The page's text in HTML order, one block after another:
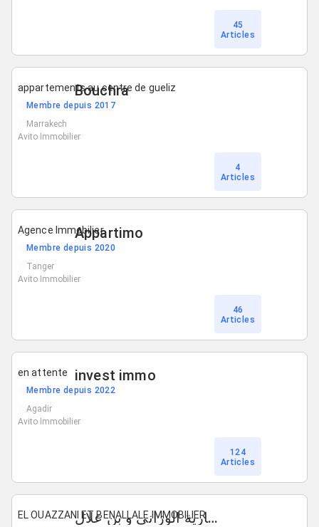
45
Articles
Bouchra
appartements au centre de gueliz
Membre depuis 2017
Marrakech
Avito Immobilier
4
Articles
Appartimo
Agence Immobilier
Membre depuis 2020
Tanger
Avito Immobilier
46
Articles
invest immo
en attente
Membre depuis 2022
Agadir
Avito Immobilier
124
Articles
وكالة عقارية الوزاني و بن علالEL OUAZZANI ET BENALLALE IMMOBILIER